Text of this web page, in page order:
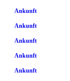
Ankunft
Ankunft
Ankunft
Ankunft
Ankunft